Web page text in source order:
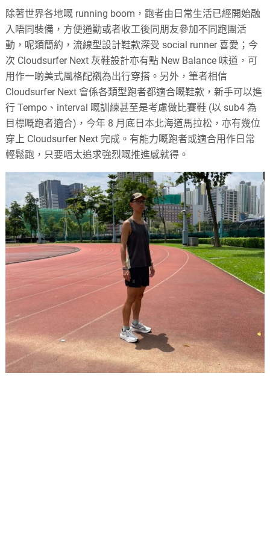
除著世界各地嘅 running boom，跑者由日常生活已經開始融
入唔同裝備，方便通勤或者收工後同朋友參加不同跑團活
動，呢類簡約，流線型設計鞋款深受 social runner 喜愛；今
次 Cloudsurfer Next 灰鞋設計亦有點 New Balance 味道，可
用作一啲美式風格配襯為出行穿搭。另外，筆者相信
Cloudsurfer Next 會係各類型跑者都適合嘅鞋款，新手可以進
行 Tempo、interval 嘅訓練甚至是考慮做比賽鞋 (以 sub4 為
目標嘅跑者適合)，今年 8 月底日本北海道馬拉松，亦有幾位
穿上 Cloudsurfer Next 完成。有能力嘅跑者或適合用作日常
輕鬆跑，只要唔太追求強烈嘅推進感就得。